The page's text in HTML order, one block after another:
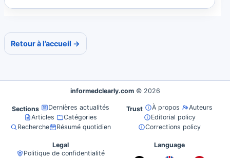
Retour à l’accueil →
informedclearly.com © 2026
Sections
Dernières actualités
Articles
Catégories
Recherche
Résumé quotidien
Trust À propos
Auteurs
Editorial policy
Corrections policy
Legal
Politique de confidentialité
Language